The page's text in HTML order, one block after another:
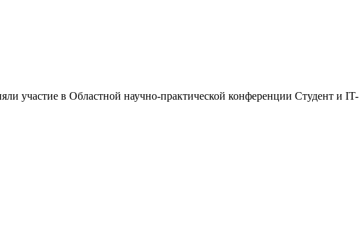
участие в Областной научно-практической конференции Студент и IT-